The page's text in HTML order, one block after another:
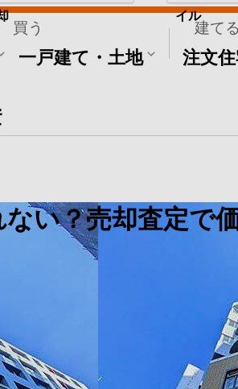
買う
一戸建て・土地
建てる
注文
他
イル
い？売却査定で